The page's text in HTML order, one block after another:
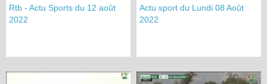
Rtb - Actu Sports du 12 août
2022
Actu sport du Lundi 08 Août
2022